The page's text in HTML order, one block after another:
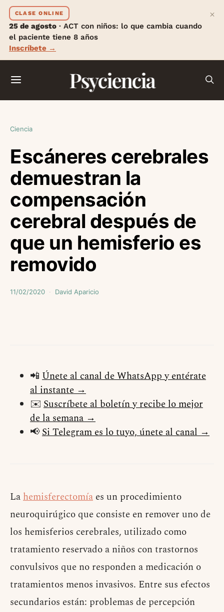
CLASE ONLINE
25 de agosto · ACT con niños: lo que cambia cuando
el paciente tiene 8 años
Inscríbete →
×
Psyciencia
Ciencia
Escáneres cerebrales
demuestran la
compensación
cerebral después de
que un hemisferio es
removido
11/02/2020 David Aparicio
📲 Únete al canal de WhatsApp y entérate
al instante →
✉️ Suscríbete al boletín y recibe lo mejor
de la semana →
📢Si Telegram es lo tuyo, únete al canal →
Lahemisferectomía es un procedimiento
neuroquirúgico que consiste en remover uno de
los hemisferios cerebrales, utilizado como
tratamiento reservado a niños con trastornos
convulsivos que no responden a medicación o
tratamientos menos invasivos. Entre sus efectos
secundarios están: problemas de percepción